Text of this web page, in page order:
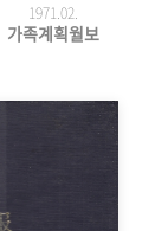
1971.02.
가족계획월보